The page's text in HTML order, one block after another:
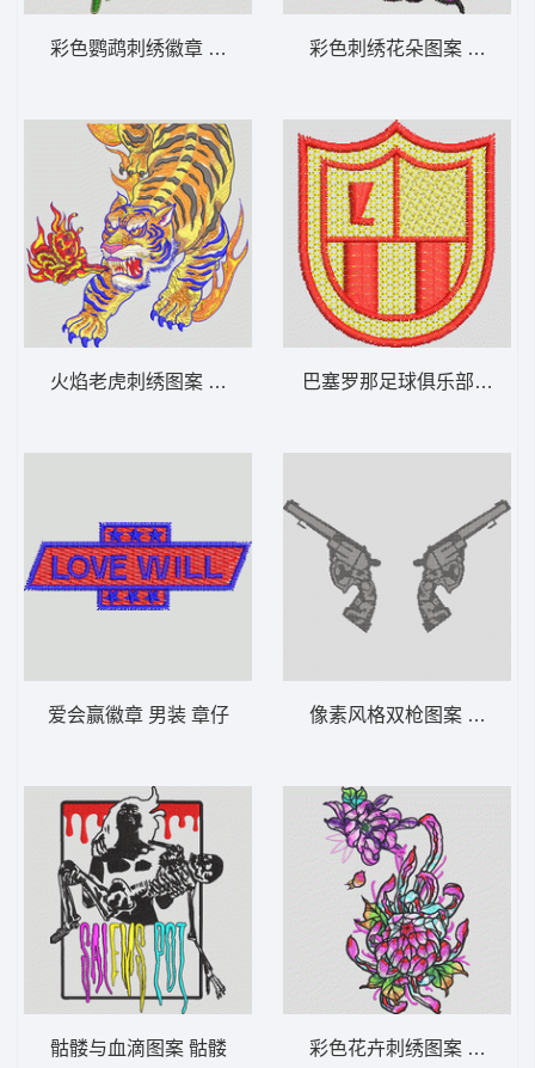
彩色鹦鹉刺绣徽章 鸟 鹦鹉
火焰老虎刺绣图案 老虎
爱会赢徽章 男装 章仔
骷髅与血滴图案 骷髅
彩色刺绣花朵图案 靓花
巴塞罗那足球俱乐部队徽
像素风格双枪图案 手枪
彩色花卉刺绣图案 靓花